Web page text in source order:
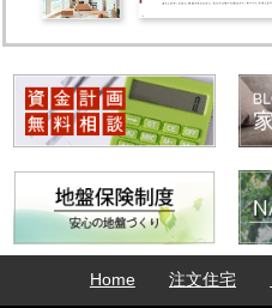
Home 注文住宅